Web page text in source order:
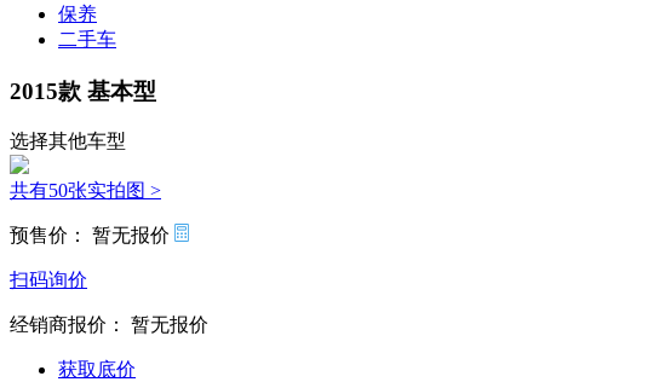
保养
二手车
2015款 基本型
选择其他车型
共有50张实拍图 >
预售价： 暂无报价
扫码询价
经销商报价： 暂无报价
获取底价